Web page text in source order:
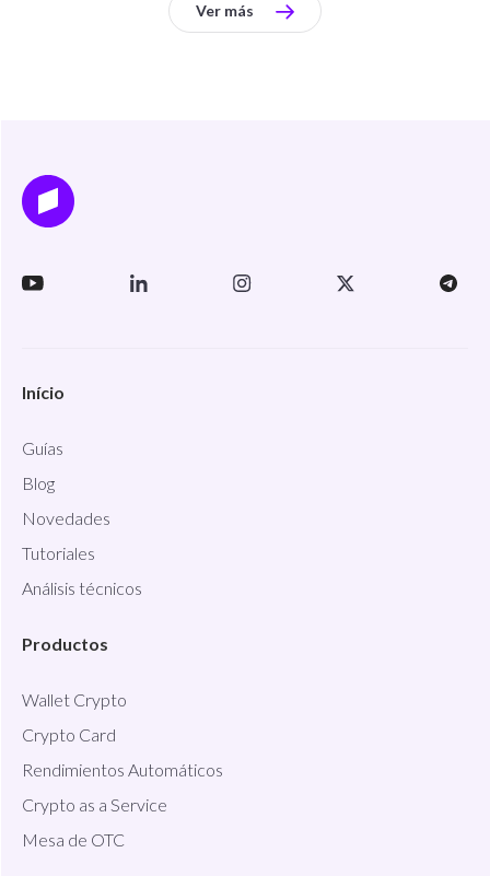
Ver más
Início
Guías
Blog
Novedades
Tutoriales
Análisis técnicos
Productos
Wallet Crypto
Crypto Card
Rendimientos Automáticos
Crypto as a Service
Mesa de OTC